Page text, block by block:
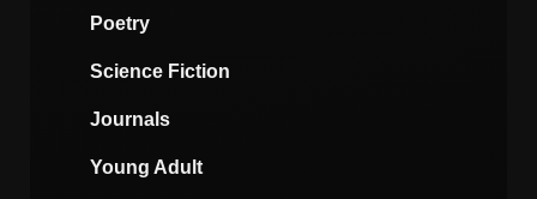
Poetry
Science Fiction
Journals
Young Adult